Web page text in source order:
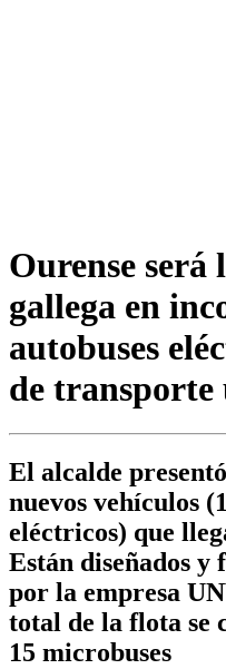
Ourense
gallega en
autobuses
de transporte
El alcalde
nuevos vehículos
eléctricos) que
Están diseñados y
por la empresa
total de la flota se
15 microbuses